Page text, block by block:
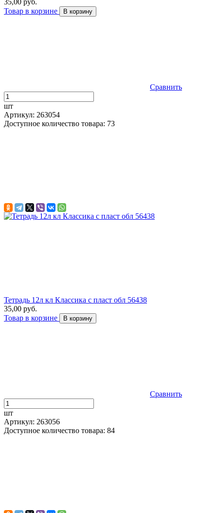
Товар в корзине
В корзину
Сравнить
шт
Артикул: 263054
Доступное количество товара: 73
Тетрадь 12л кл Классика с пласт обл 56438
35,00 руб.
Товар в корзине
В корзину
Сравнить
шт
Артикул: 263056
Доступное количество товара: 84